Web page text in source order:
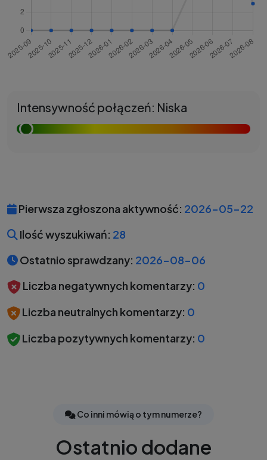
Intensywność połączeń: Niska
Pierwsza zgłoszona aktywność: 2026-05-22
Ilość wyszukiwań: 28
Ostatnio sprawdzany: 2026-08-06
Liczba negatywnych komentarzy: 0
Liczba neutralnych komentarzy: 0
Liczba pozytywnych komentarzy: 0
Co inni mówią o tym numerze?
Ostatnio dodane